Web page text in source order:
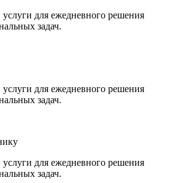
для ежедневного решения
задач.
для ежедневного решения
задач.
для ежедневного решения
задач.